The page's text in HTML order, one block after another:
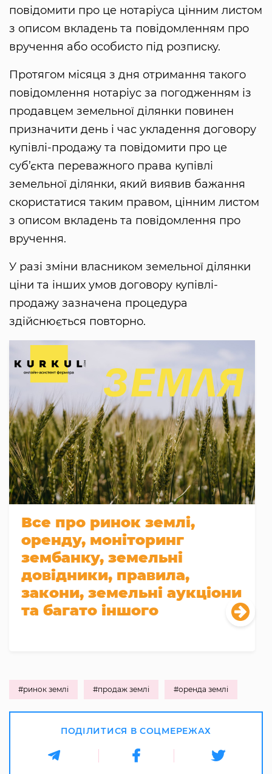
повідомити про це нотаріуса цінним листом
з описом вкладень та повідомленням про
вручення або особисто під розписку.
Протягом місяця з дня отримання такого
повідомлення нотаріус за погодженням із
продавцем земельної ділянки повинен
призначити день і час укладення договору
купівлі-продажу та повідомити про це
суб’єкта переважного права купівлі
земельної ділянки, який виявив бажання
скористатися таким правом, цінним листом
з описом вкладень та повідомлення про
вручення.
У разі зміни власником земельної ділянки
ціни та інших умов договору купівлі-
продажу зазначена процедура
здійснюється повторно.
Все про ринок землі,
оренду, моніторинг
зембанку, земельні
довідники, правила,
закони, земельні аукціони
та багато іншого
#ринок землі #продаж землі #оренда землі
ПОДІЛИТИСЯ В СОЦМЕРЕЖАХ